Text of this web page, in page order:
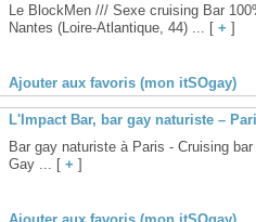
Le BlockMen /// Sexe cruising Bar
Nantes (Loire-Atlantique, 44) ... [ + ]
Ajouter aux favoris (mon itSOgay)
L'Impact Bar, bar gay naturiste –
Bar gay naturiste à Paris - Cruising
Gay ... [ + ]